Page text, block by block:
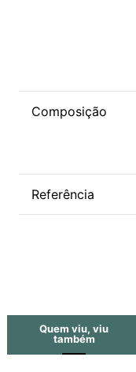
Composição
Referência
Quem viu, viu
também